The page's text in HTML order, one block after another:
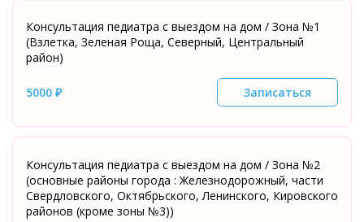
Консультация педиатра с выездом на дом / Зона №1
(Взлетка, Зеленая Роща, Северный, Центральный
район)
5000 ₽ Записаться
Консультация педиатра с выездом на дом / Зона №2
(основные районы города : Железнодорожный, части
Свердловского, Октябрьского, Ленинского, Кировского
районов (кроме зоны №3))